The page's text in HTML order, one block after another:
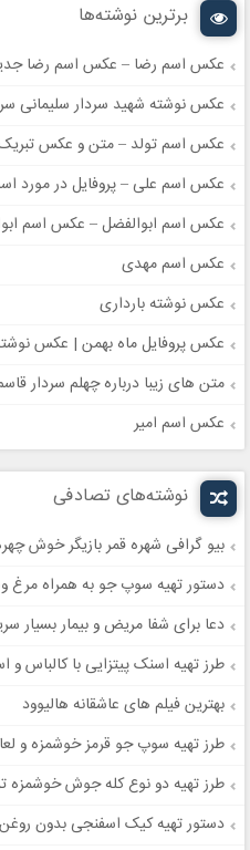
برترین نوشته‌ها
عکس اسم رضا – عکس اسم رضا
عکس نوشته شهید سردار سلیمانی
عکس اسم تولد – متن و عکس تبریک
عکس اسم علی – پروفایل در مورد
عکس اسم ابوالفضل – عکس اسم
عکس اسم مهدی
عکس نوشته بارداری
عکس پروفایل ماه بهمن | عکس
متن های زیبا درباره چهلم سردار
عکس اسم امیر
نوشته‌های تصادفی
بیو گرافی شهره قمر بازیگر خوش
دستور تهیه سوپ جو به همراه
دعا برای شفا مریض و بیمار بسیار
طرز تهیه اسنک پیتزایی با
بهترین فیلم های عاشقانه هالیوود
طرز تهیه سوپ جو قرمز خوشمزه و
طرز تهیه دو نوع کله جوش خوشمزه
دستور تهیه کیک اسفنجی بدون